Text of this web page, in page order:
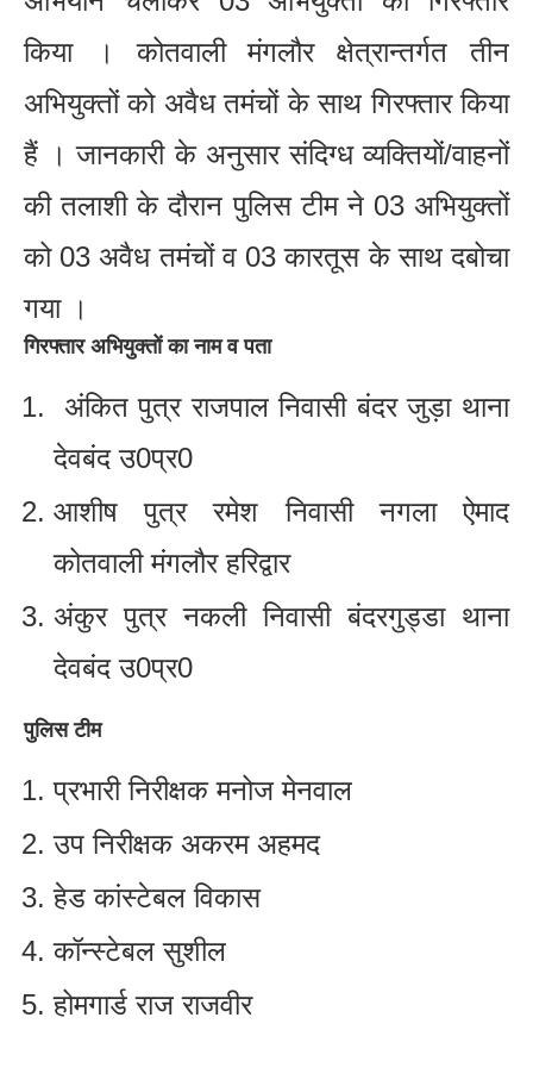
किया । कोतवाली मंगलौर क्षेत्रान्तर्गत तीन
अभियुक्तों को अवैध तमंचों के साथ गिरफ्तार किया
हैं । जानकारी के अनुसार संदिग्ध व्यक्तियों/वाहनों
की तलाशी के दौरान पुलिस टीम ने 03 अभियुक्तों
को 03 अवैध तमंचों व 03 कारतूस के साथ दबोचा
गया ।
गिरफ्तार अभियुक्तों का नाम व पता
अंकित पुत्र राजपाल निवासी बंदर जुड़ा थाना
देवबंद उ0प्र0
आशीष पुत्र रमेश निवासी नगला ऐमाद
कोतवाली मंगलौर हरिद्वार
अंकुर पुत्र नकली निवासी बंदरगुड्डा थाना
देवबंद उ0प्र0
पुलिस टीम
प्रभारी निरीक्षक मनोज मेनवाल
उप निरीक्षक अकरम अहमद
हेड कांस्टेबल विकास
कॉन्स्टेबल सुशील
होमगार्ड राज राजवीर